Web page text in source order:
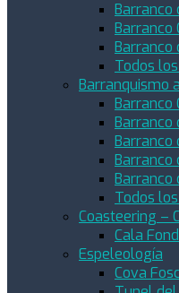
Barranco
Barranco
Barranco
Todos
Barranquismo
Barranco
Barranco
Barranco
Barranco
Barranco
Todos
Coasteering –
Cala
Espeleología
Cova